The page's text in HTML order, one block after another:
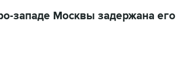
западе Москвы задержана его